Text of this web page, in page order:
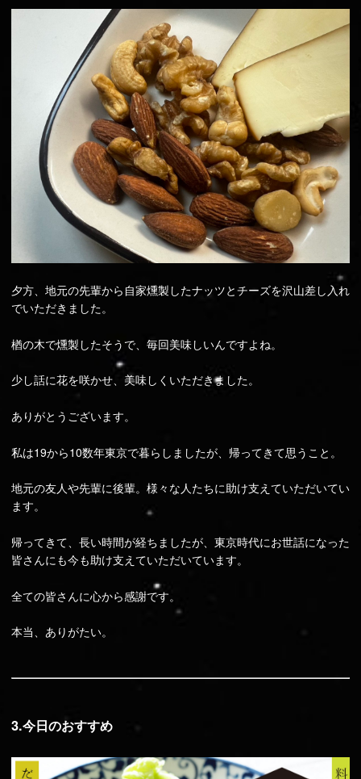
夕方、地元の先輩から自家燻製したナッツとチーズを沢山差し入れ
でいただきました。
楢の木で燻製したそうで、毎回美味しいんですよね。
少し話に花を咲かせ、美味しくいただきました。
ありがとうございます。
私は19から10数年東京で暮らしましたが、帰ってきて思うこと。
地元の友人や先輩に後輩。様々な人たちに助け支えていただいてい
ます。
帰ってきて、長い時間が経ちましたが、東京時代にお世話になった
皆さんにも今も助け支えていただいています。
全ての皆さんに心から感謝です。
本当、ありがたい。
3.今日のおすすめ